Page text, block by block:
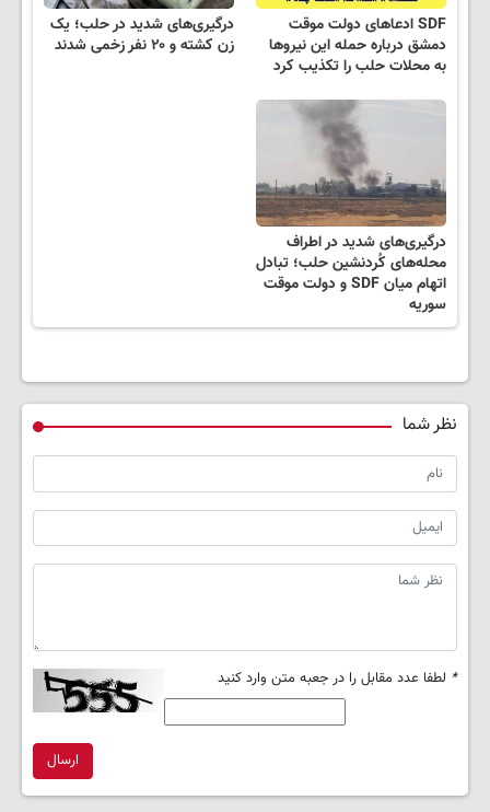
SDF ادعاهای دولت موقت
دمشق درباره حمله این نیروها
به محلات حلب را تکذیب کرد
درگیری‌های شدید در حلب؛ یک
زن کشته و ۲۰ نفر زخمی شدند
درگیری‌های شدید در اطراف
محله‌های کُردنشین حلب؛ تبادل
اتهام میان SDF و دولت موقت
سوریه
نظر شما
* لطفا عدد مقابل را در جعبه متن وارد کنید
ارسال